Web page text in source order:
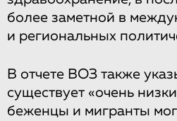
более заметной в
и региональных
В отчете ВОЗ также
существует «очень
беженцы и мигранты